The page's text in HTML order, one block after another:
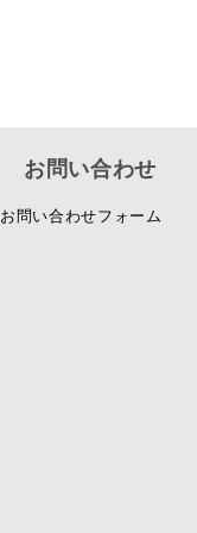
お問い合わせ
お問い合わせフォーム